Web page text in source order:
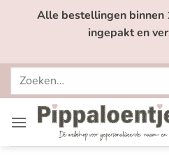
Alle bestellingen binnen
ingepakt en
Zoeken